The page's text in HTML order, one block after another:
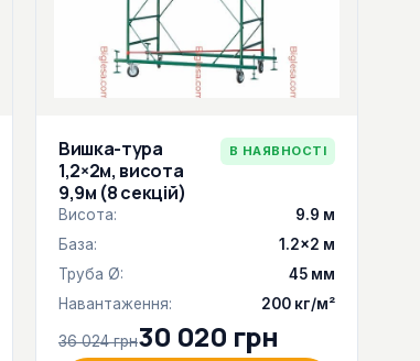
Вишка-тура
1,2×2м, висота
9,9м (8 секцій)
В НАЯВНОСТІ
Висота:
9.9 м
База:
1.2×2 м
Труба Ø:
45 мм
Навантаження:
200 кг/м²
36 024 грн30 020 грн